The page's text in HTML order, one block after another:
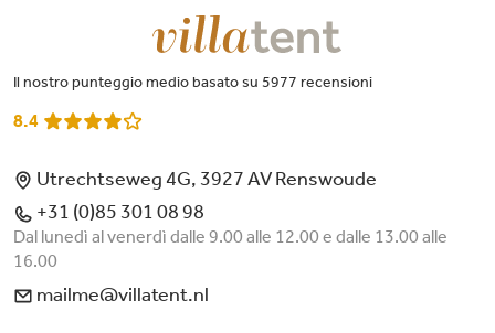
Il nostro punteggio medio basato su 5977 recensioni
8.4
Utrechtseweg 4G, 3927 AV Renswoude
+31 (0)85 301 08 98
Dal lunedì al venerdì dalle 9.00 alle 12.00 e dalle 13.00 alle
16.00
mailme@villatent.nl